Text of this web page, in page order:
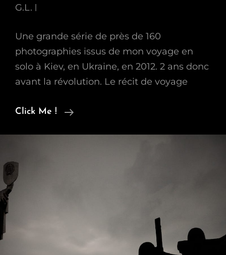
G.L.
Une grande série de près de 160
photographies issus de mon voyage en
solo à Kiev, en Ukraine, en 2012. 2 ans donc
avant la révolution. Le récit de voyage
Click Me !
Ukraine